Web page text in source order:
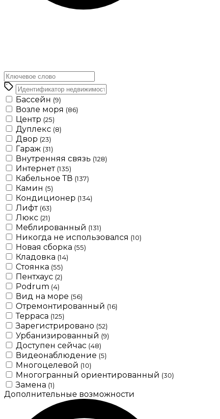
Бассейн (9)
Возле моря (86)
Центр (25)
Дуплекс (8)
Двор (23)
Гараж (31)
Внутренняя связь (128)
Интернет (135)
Кабельное ТВ (137)
Камин (5)
Кондиционер (134)
Лифт (63)
Люкс (21)
Меблированный (131)
Никогда не использовался (10)
Новая сборка (55)
Кладовка (14)
Стоянка (55)
Пентхаус (2)
Podrum (4)
Вид на море (56)
Отремонтированный (16)
Терраса (125)
Зарегистрировано (52)
Урбанизированный (9)
Доступен сейчас (48)
Видеонаблюдение (5)
Многоцелевой (10)
Многогранный ориентированный (30)
Замена (1)
Дополнительные возможности